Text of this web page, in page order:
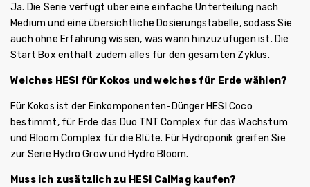
Ja. Die Serie verfügt über eine einfache Unterteilung nach
Medium und eine übersichtliche Dosierungstabelle, sodass Sie
auch ohne Erfahrung wissen, was wann hinzuzufügen ist. Die
Start Box enthält zudem alles für den gesamten Zyklus.
Welches HESI für Kokos und welches für Erde wählen?
Für Kokos ist der Einkomponenten-Dünger HESI Coco
bestimmt, für Erde das Duo TNT Complex für das Wachstum
und Bloom Complex für die Blüte. Für Hydroponik greifen Sie
zur Serie Hydro Grow und Hydro Bloom.
Muss ich zusätzlich zu HESI CalMag kaufen?